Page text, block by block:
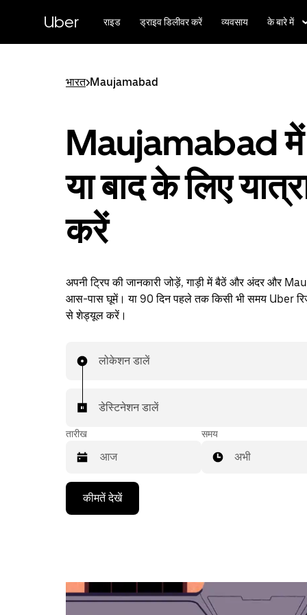
पर
Uber राइड ड्राइव डिलीवर करें व्यवसाय के बारे में
भारत>Maujamabad
Maujamabad में
या बाद के लिए
करें
अपनी ट्रिप की जानकारी जोड़ें, गाड़ी में बैठें और अंदर और
आस-पास घूमें। या 90 दिन पहले तक किसी भी समय Uber
से शेड्यूल करें।
लोकेशन डालें
डेस्टिनेशन डालें
तारीख
Press
down
the
calendar
समय
अभी
कीमतें देखें